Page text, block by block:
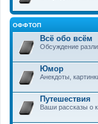
ОФФТОП
Всё обо всём
Обсуждение
Юмор
Анекдоты,
Путешествия
Ваши рассказы о